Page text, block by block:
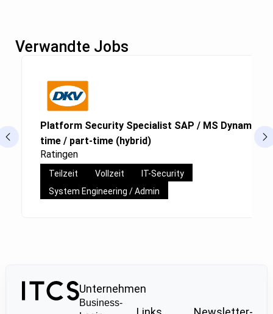
Verwandte Jobs
Platform Security Specialist SAP / MS Dynamics
time / part-time (hybrid)
Ratingen
Teilzeit Vollzeit
IT-Security
System Engineering / Admin
Unternehmen
Business-